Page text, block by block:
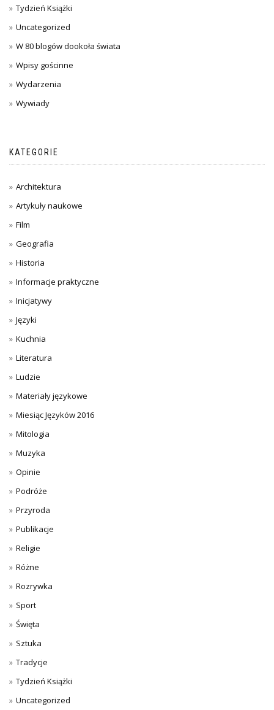
Tydzień Książki
Uncategorized
W 80 blogów dookoła świata
Wpisy gościnne
Wydarzenia
Wywiady
KATEGORIE
Architektura
Artykuły naukowe
Film
Geografia
Historia
Informacje praktyczne
Inicjatywy
Języki
Kuchnia
Literatura
Ludzie
Materiały językowe
Miesiąc Języków 2016
Mitologia
Muzyka
Opinie
Podróże
Przyroda
Publikacje
Religie
Różne
Rozrywka
Sport
Święta
Sztuka
Tradycje
Tydzień Książki
Uncategorized